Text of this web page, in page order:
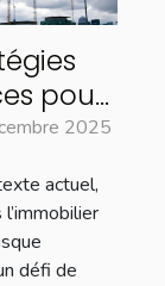
pour
les
en
risque
2025
actuel,
défi de